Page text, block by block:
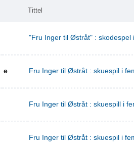
Tittel
"Fru Inger til Østråt" : skodespel
e Fru Inger til Østråt : skuespil i
Fru Inger til Østråt : skuespill i
Fru Inger til Østråt : skuespil i